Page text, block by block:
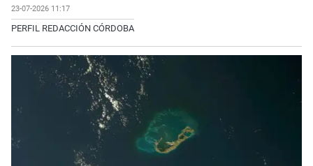
23-07-2026 11:17
PERFIL REDACCIÓN CÓRDOBA